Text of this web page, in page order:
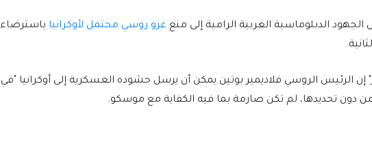
الجهود الدبلوماسية الغربية الرامية إلى منع غزو روسي محتمل لأوكرانيا باسترضاء
الرئيس الروسي فلاديمير بوتين يمكن أن يرسل حشوده العسكرية إلى أوكرانيا "في
من دون تحديدها، لم تكن صارمة بما فيه الكفاية مع موسكو.